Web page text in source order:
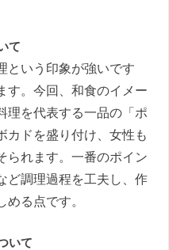
て
という印象が強いです
す。今回、和食のイメー
理を代表する一品の「ポ
カドを盛り付け、女性も
られます。一番のポイン
ど調理過程を工夫し、作
る点です。
いて